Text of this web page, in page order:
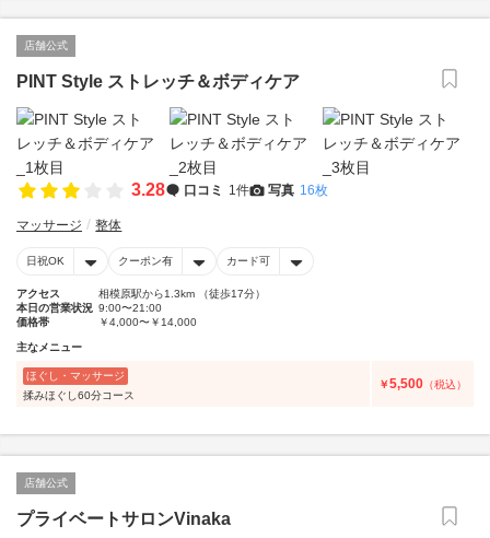
店舗公式
PINT Style ストレッチ＆ボディケア
3.28 口コミ 1件 写真 16枚
マッサージ 整体
日祝OK クーポン有 カード可
アクセス
相模原駅から1.3km （徒歩17分）
本日の営業状況 9:00〜21:00
価格帯
￥4,000〜￥14,000
主なメニュー
ほぐし・マッサージ
揉みほぐし60分コース
￥5,500 （税込）
店舗公式
プライベートサロンVinaka